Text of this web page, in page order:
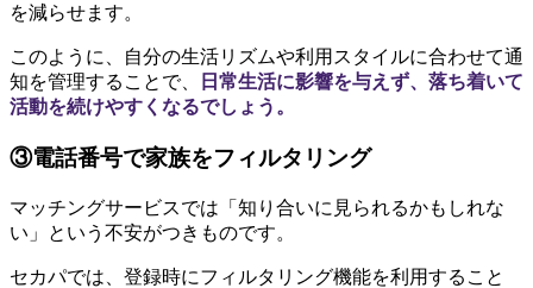
を減らせます。
このように、自分の生活リズムや利用スタイルに合わせて通
知を管理することで、
日常生活に影響を与えず、落ち着いて
活動を続けやすくなるでしょう。
③電話番号で家族をフィルタリング
マッチングサービスでは「知り合いに見られるかもしれな
い」という不安がつきものです。
セカパでは、登録時にフィルタリング機能を利用すること